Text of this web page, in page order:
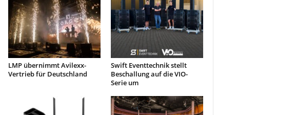
LMP übernimmt Avilexx-
Vertrieb für Deutschland
Swift Eventtechnik stellt
Beschallung auf die VIO-
Serie um